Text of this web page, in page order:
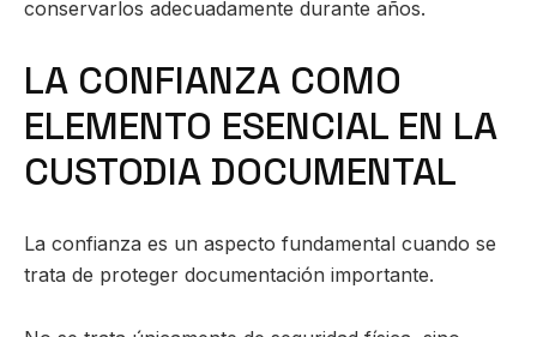
conservarlos adecuadamente durante años.
LA CONFIANZA COMO
ELEMENTO ESENCIAL EN LA
CUSTODIA DOCUMENTAL
La confianza es un aspecto fundamental cuando se
trata de proteger documentación importante.